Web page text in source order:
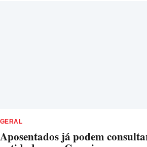
GERAL
Aposentados já podem